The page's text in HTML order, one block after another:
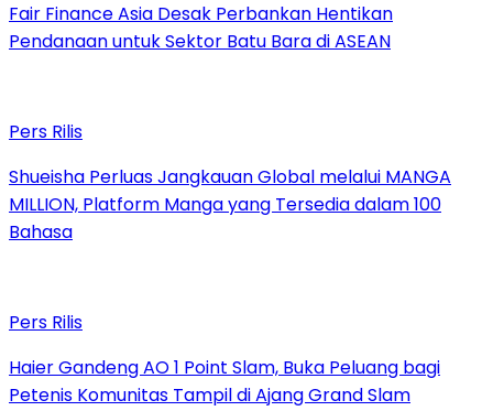
Fair Finance Asia Desak Perbankan Hentikan
Pendanaan untuk Sektor Batu Bara di ASEAN
Pers Rilis
Shueisha Perluas Jangkauan Global melalui MANGA
MILLION, Platform Manga yang Tersedia dalam 100
Bahasa
Pers Rilis
Haier Gandeng AO 1 Point Slam, Buka Peluang bagi
Petenis Komunitas Tampil di Ajang Grand Slam